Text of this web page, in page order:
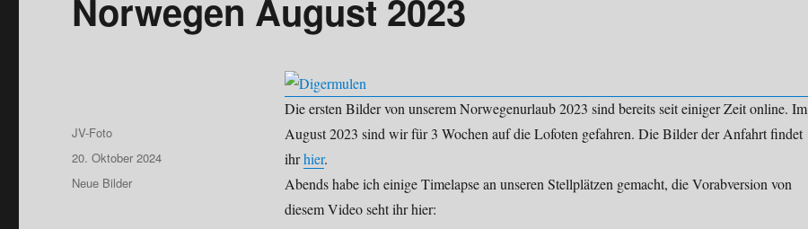
Norwegen August 2023
Die ersten Bilder von unserem Norwegenurlaub 2023 sind bereits seit einiger Zeit online. Im
August 2023 sind wir für 3 Wochen auf die Lofoten gefahren. Die Bilder der Anfahrt findet
ihrhier.
Abends habe ich einige Timelapse an unseren Stellplätzen gemacht, die Vorabversion von
diesem Video seht ihr hier:
Autor
JV-Foto
Veröffentlicht
am
20. Oktober 2024
Kategorien
Neue Bilder